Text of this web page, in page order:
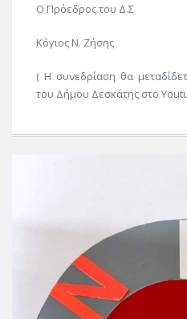
Ο Πρόεδρος του Δ.Σ
Κόγιος Ν. Ζήσης
( Η συνεδρίαση θα
του Δήμου Δεσκάτης στο